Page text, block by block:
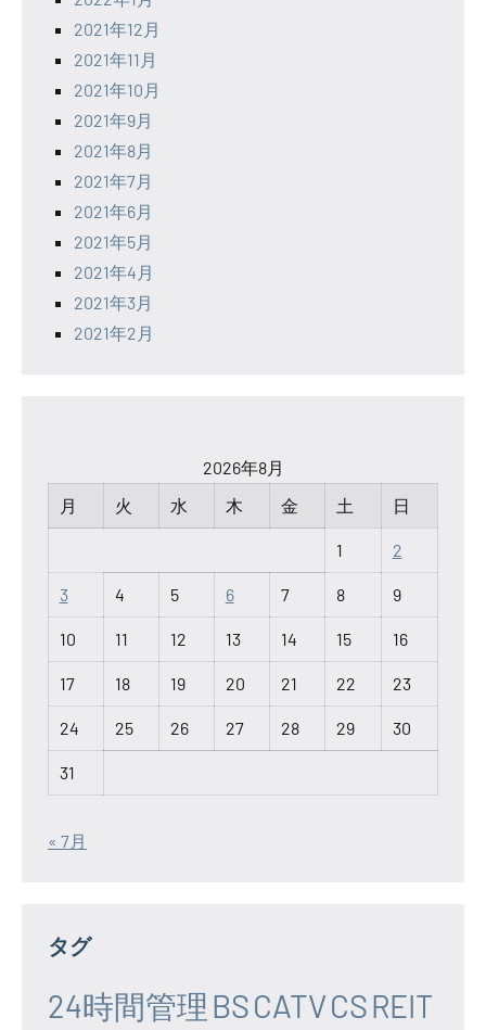
2021年12月
2021年11月
2021年10月
2021年9月
2021年8月
2021年7月
2021年6月
2021年5月
2021年4月
2021年3月
2021年2月
2026年8月
月
火 水 木 金 土 日
1 2
3 4 5 6 7 8 9
10 11 12 13 14 15 16
17 18 19 20 21 22 23
24 25 26 27 28 29 30
31
« 7月
タグ
24時間管理 BSCATVCSREIT